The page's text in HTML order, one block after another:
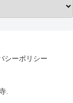
シーポリシー
.